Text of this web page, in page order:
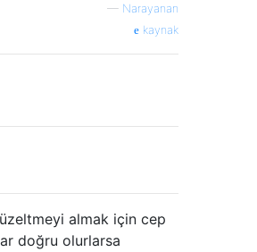
— Narayanan
kaynak
almak için cep
doğru olurlarsa